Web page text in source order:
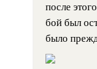
после
бой был
было